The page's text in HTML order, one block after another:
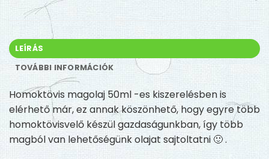
LEÍRÁS
TOVÁBBI INFORMÁCIÓK
Homoktövis magolaj 50ml -es kiszerelésben is
elérhető már, ez annak köszönhető, hogy egyre több
homoktövisvelő készül gazdaságunkban, így több
magból van lehetőségünk olajat sajtoltatni 🙂 .